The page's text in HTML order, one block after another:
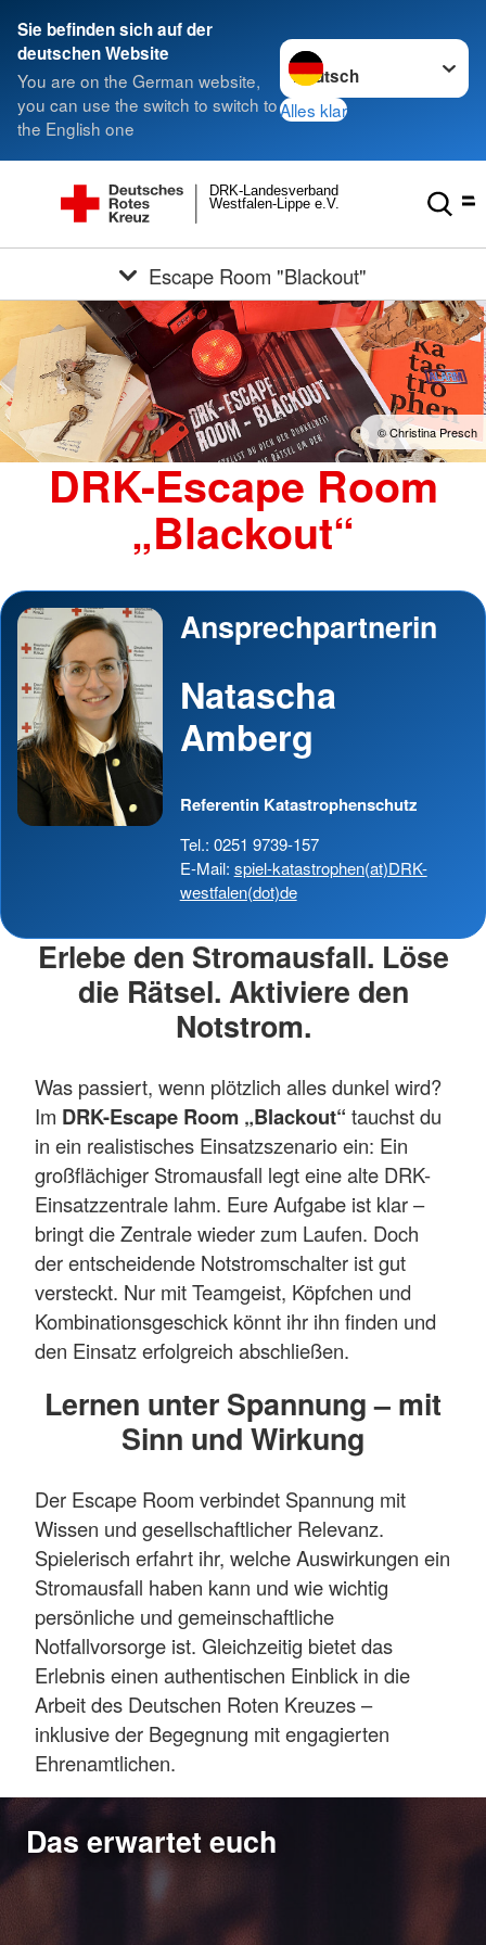
Sie befinden sich auf der
deutschen Website
You are on the German website,
you can use the switch to switch to
the English one
Sprache wechseln zu
Alles klar
Westfalen-Lippe e.V.
DRK-Landesverband
Escape Room "Blackout"
© Christina Presch
DRK-Escape Room
„Blackout“
Ansprechpartnerin
Natascha
Amberg
Referentin Katastrophenschutz
Tel.: 0251 9739-157
E-Mail: spiel-katastrophen(at)DRK-
westfalen(dot)de
Erlebe den Stromausfall. Löse
die Rätsel. Aktiviere den
Notstrom.
Was passiert, wenn plötzlich alles dunkel wird?
Im DRK-Escape Room „Blackout“ tauchst du
in ein realistisches Einsatzszenario ein: Ein
großflächiger Stromausfall legt eine alte DRK-
Einsatzzentrale lahm. Eure Aufgabe ist klar –
bringt die Zentrale wieder zum Laufen. Doch
der entscheidende Notstromschalter ist gut
versteckt. Nur mit Teamgeist, Köpfchen und
Kombinationsgeschick könnt ihr ihn finden und
den Einsatz erfolgreich abschließen.
Lernen unter Spannung – mit
Sinn und Wirkung
Der Escape Room verbindet Spannung mit
Wissen und gesellschaftlicher Relevanz.
Spielerisch erfahrt ihr, welche Auswirkungen ein
Stromausfall haben kann und wie wichtig
persönliche und gemeinschaftliche
Notfallvorsorge ist. Gleichzeitig bietet das
Erlebnis einen authentischen Einblick in die
Arbeit des Deutschen Roten Kreuzes –
inklusive der Begegnung mit engagierten
Ehrenamtlichen.
Das erwartet euch